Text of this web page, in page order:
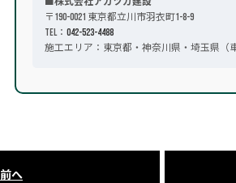
〒190-0021 東京都立川市羽衣町1-8-9
TEL： 042-523-4488
施工エリア：東京都・神奈川県・埼玉県（
前へ